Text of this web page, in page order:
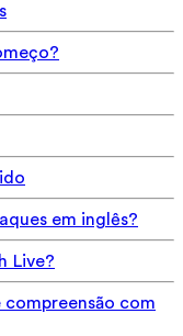
em inglês?
Live?
com